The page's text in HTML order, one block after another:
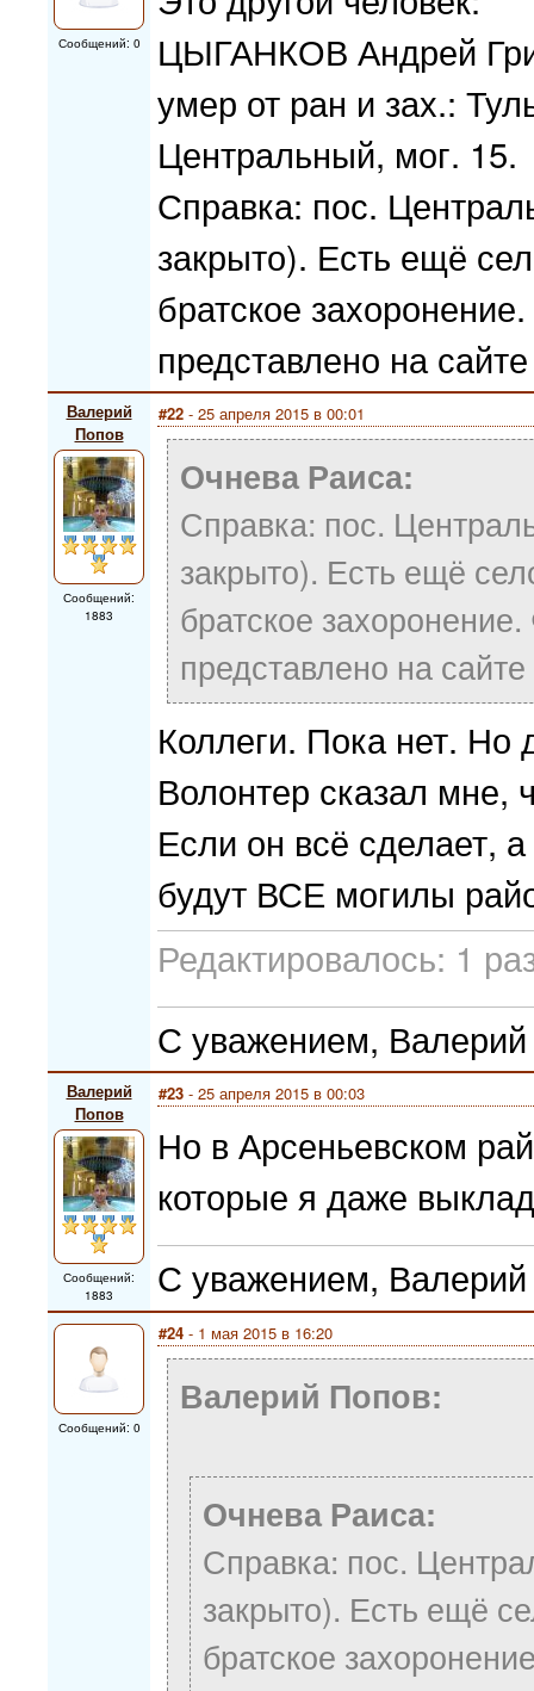
Сообщений: 0
ЦЫГАНКОВ Андрей
умер от ран и зах.:
Центральный, мог. 15.
Справка: пос.
закрыто). Есть ещё
братское
представлено на
Валерий
Попов
Сообщений:
1883
#22 - 25 апреля 2015 в 00:01
Очнева Раиса:
Справка: пос.
закрыто). Есть ещё
братское
представлено на
Коллеги. Пока нет. Но
Волонтер сказал мне,
Если он всё сделает,
будут ВСЕ могилы
Редактировалось: 1
С уважением,
Валерий
Попов
Сообщений:
1883
#23 - 25 апреля 2015 в 00:03
Но в Арсеньевском
которые я даже
С уважением,
Сообщений: 0
#24 - 1 мая 2015 в 16:20
Валерий Попов:
Очнева Раиса:
Справка: пос.
закрыто). Есть ещё
братское